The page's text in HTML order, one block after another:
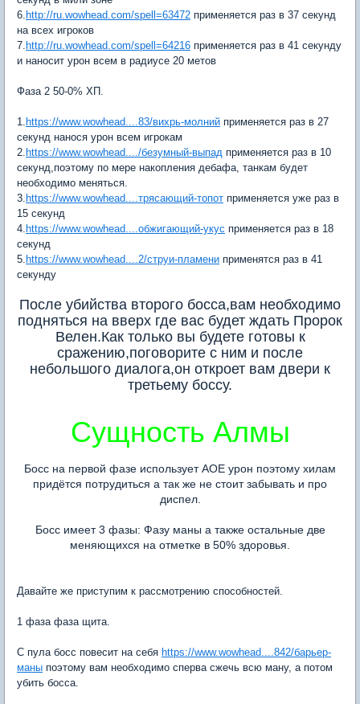
6. http://ru.wowhead.com/spell=63472 применяется раз в 37 секунд
на всех игроков
7. http://ru.wowhead.com/spell=64216 применяется раз в 41 секунду
и наносит урон всем в радиусе 20 метов
Фаза 2 50-0% ХП.
1. https://www.wowhead....83/вихрь-молний применяется раз в 27
секунд нанося урон всем игрокам
2. https://www.wowhead..../безумный-выпад применяется раз в 10
секунд,поэтому по мере накопления дебафа, танкам будет
необходимо меняться.
3. https://www.wowhead....трясающий-топот применяется уже раз в
15 секунд
4. https://www.wowhead....обжигающий-укус применяется раз в 18
секунд
5. https://www.wowhead....2/струи-пламени применятся раз в 41
секунду
После убийства второго босса,вам необходимо
подняться на вверх где вас будет ждать Пророк
Велен.Как только вы будете готовы к
сражению,поговорите с ним и после
небольшого диалога,он откроет вам двери к
третьему боссу.
Сущность Алмы
Босс на первой фазе использует АОЕ урон поэтому хилам
придётся потрудиться а так же не стоит забывать и про
диспел.
Босс имеет 3 фазы: Фазу маны а также остальные две
меняющихся на отметке в 50% здоровья.
Давайте же приступим к рассмотрению способностей.
1 фаза фаза щита.
С пула босс повесит на себя https://www.wowhead....842/барьер-
маны поэтому вам необходимо сперва сжечь всю ману, а потом
убить босса.